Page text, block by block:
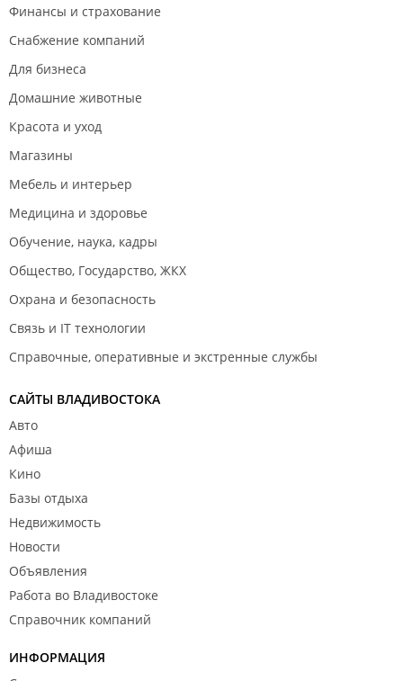
Финансы и страхование
Снабжение компаний
Для бизнеса
Домашние животные
Красота и уход
Магазины
Мебель и интерьер
Медицина и здоровье
Обучение, наука, кадры
Общество, Государство, ЖКХ
Охрана и безопасность
Связь и IT технологии
Справочные, оперативные и экстренные службы
САЙТЫ ВЛАДИВОСТОКА
Авто
Афиша
Кино
Базы отдыха
Недвижимость
Новости
Объявления
Работа во Владивостоке
Справочник компаний
ИНФОРМАЦИЯ